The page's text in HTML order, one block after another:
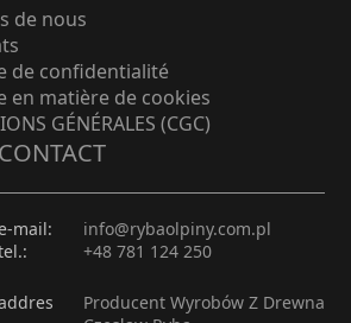
de nous
de confidentialité
en matière de cookies
GÉNÉRALES (CGC)
CONTACT
mail:
info@rybaolpiny.com.pl
+48 781 124 250
Producent Wyrobów Z Drewna